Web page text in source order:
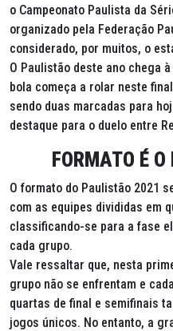
o Campeonato Paulista da
organizado pela Federação
considerado, por muitos, o
O Paulistão deste ano chega à
bola começa a rolar neste
sendo duas marcadas para
destaque para o duelo entre
FORMATO É
O formato do Paulistão 2021
com as equipes divididas em
classificando-se para a fase
cada grupo.
Vale ressaltar que, nesta
grupo não se enfrentam e
quartas de final e semifinais
jogos únicos. No entanto, a